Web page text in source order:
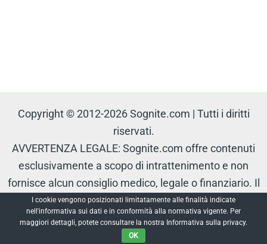
Copyright © 2012-2026 Sognite.com | Tutti i diritti
riservati.
AVVERTENZA LEGALE: Sognite.com offre contenuti
esclusivamente a scopo di intrattenimento e non
fornisce alcun consiglio medico, legale o finanziario. Il
contenuto è protetto e non può essere riprodotto senza
autorizzazione.
I cookie vengono posizionati limitatamente alle finalità indicate
nell'informativa sui dati e in conformità alla normativa vigente. Per
maggiori dettagli, potete consultare la nostra Informativa sulla privacy.
OK